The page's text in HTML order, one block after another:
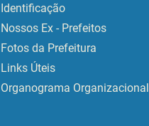
Identificação
Nossos Ex - Prefeitos
Fotos da Prefeitura
Links Úteis
Organograma Organizacional